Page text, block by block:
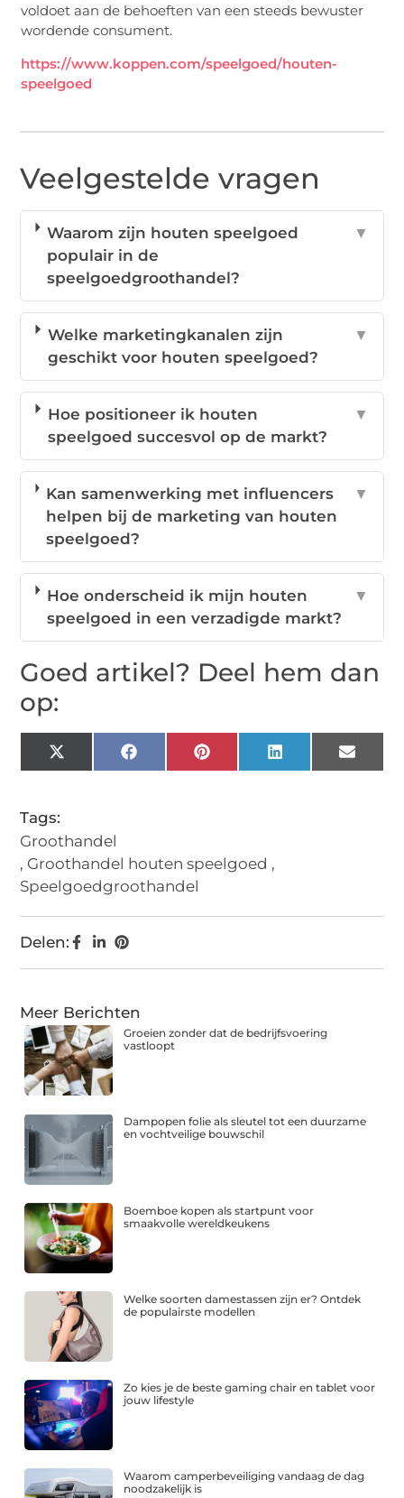
voldoet aan de behoeften van een steeds bewuster
wordende consument.
https://www.koppen.com/speelgoed/houten-
speelgoed
Veelgestelde vragen
Waarom zijn houten speelgoed
populair in de
speelgoedgroothandel?
▼
Welke marketingkanalen zijn
geschikt voor houten speelgoed?
▼
Hoe positioneer ik houten
speelgoed succesvol op de markt?
▼
Kan samenwerking met influencers
helpen bij de marketing van houten
speelgoed?
▼
Hoe onderscheid ik mijn houten
speelgoed in een verzadigde markt?
▼
Goed artikel? Deel hem dan
op:
X
(Twitter)
FacebookPinterestLinkedIn Email
Tags:
Groothandel
, Groothandel houten speelgoed ,
Speelgoedgroothandel
Delen:
Meer Berichten
Groeien zonder dat de bedrijfsvoering
vastloopt
Dampopen folie als sleutel tot een duurzame
en vochtveilige bouwschil
Boemboe kopen als startpunt voor
smaakvolle wereldkeukens
Welke soorten damestassen zijn er? Ontdek
de populairste modellen
Zo kies je de beste gaming chair en tablet voor
jouw lifestyle
Waarom camperbeveiliging vandaag de dag
noodzakelijk is